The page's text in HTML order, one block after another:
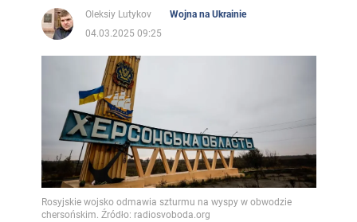
Oleksiy Lutykov
Wojna na Ukrainie
04.03.2025 09:25
Rosyjskie wojsko odmawia szturmu na wyspy w obwodzie
chersońskim. Źródło: radiosvoboda.org